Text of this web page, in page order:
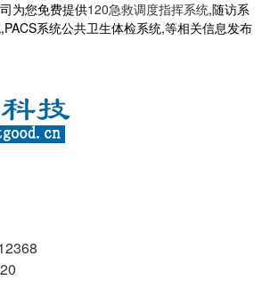
为您免费提供120急救调度指挥系统,随访系
系统公共卫生体检系统,等相关信息发布